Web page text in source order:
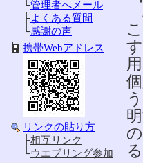
└管理者へメール
├よくある質問
└感謝の声
携帯Webアドレス
リンクの貼り方
├相互リンク
└ウエブリング参加